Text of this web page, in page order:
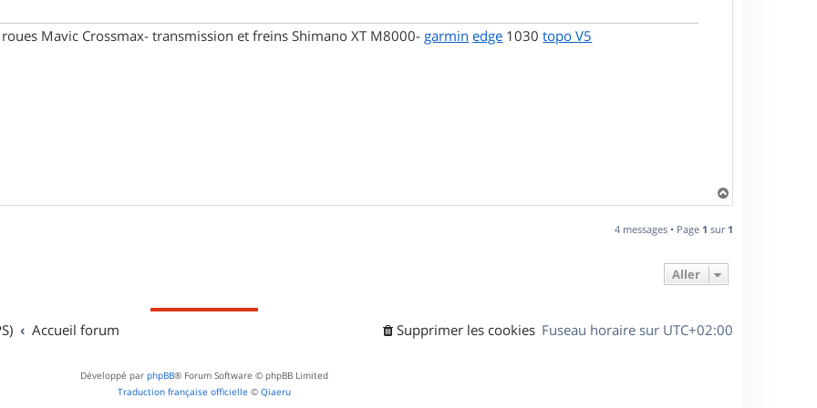
roues Mavic Crossmax- transmission et freins Shimano XT M8000- garmin edge 1030topo V5
a
t
4 messages • Page 1 sur 1
Aller
Accueil forum Fuseau horaire sur UTC+02:00
Supprimer les cookies
Développé par phpBB® Forum Software © phpBB Limited
Traduction française officielle © Qiaeru